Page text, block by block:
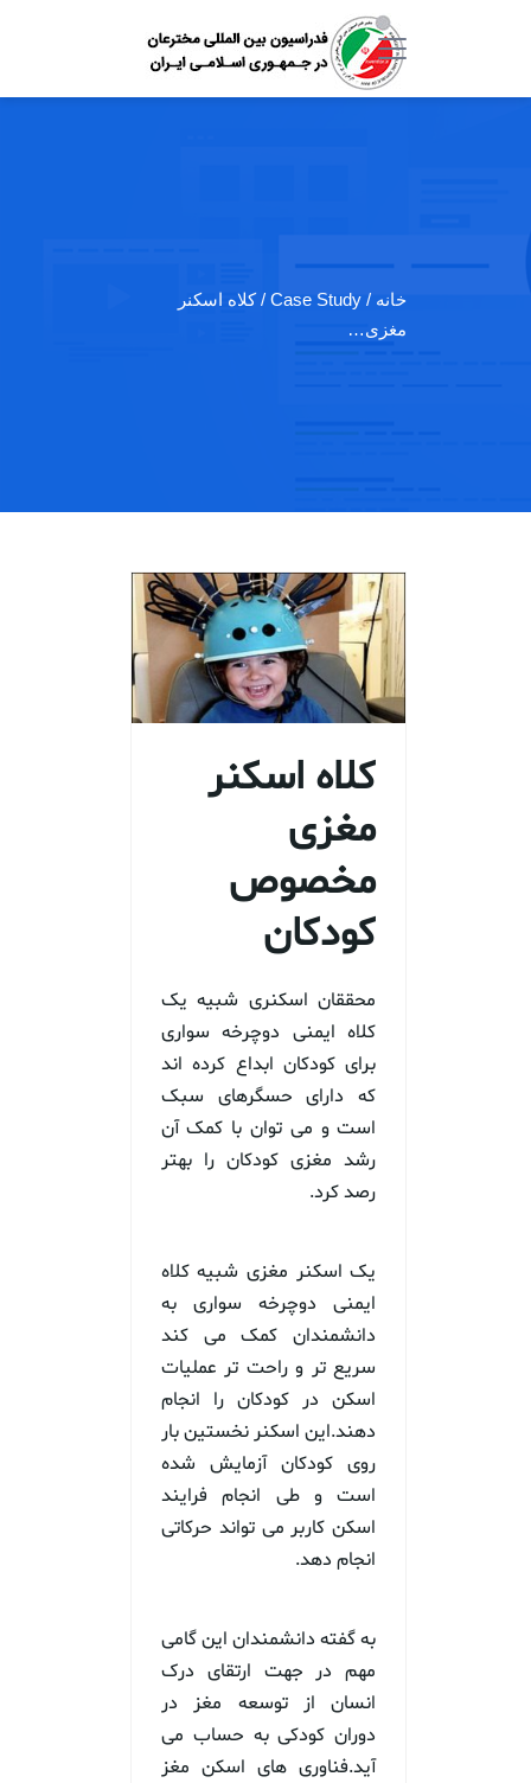
خانه
/ Case Study / کلاه اسکنر
مغزی…
کلاه اسکنر
مغزی
مخصوص
کودکان
محققان اسکنری شبیه یک
کلاه ایمنی دوچرخه سواری
برای کودکان ابداع کرده اند
که دارای حسگرهای سبک
است و می توان با کمک آن
رشد مغزی کودکان را بهتر
رصد کرد.
یک اسکنر مغزی شبیه کلاه
ایمنی دوچرخه سواری به
دانشمندان کمک می کند
سریع تر و راحت تر عملیات
اسکن در کودکان را انجام
دهند.این اسکنر نخستین بار
روی کودکان آزمایش شده
است و طی انجام فرایند
اسکن کاربر می تواند حرکاتی
انجام دهد.
به گفته دانشمندان این گامی
مهم در جهت ارتقای درک
انسان از توسعه مغز در
دوران کودکی به حساب می
آید.فناوری های اسکن مغز